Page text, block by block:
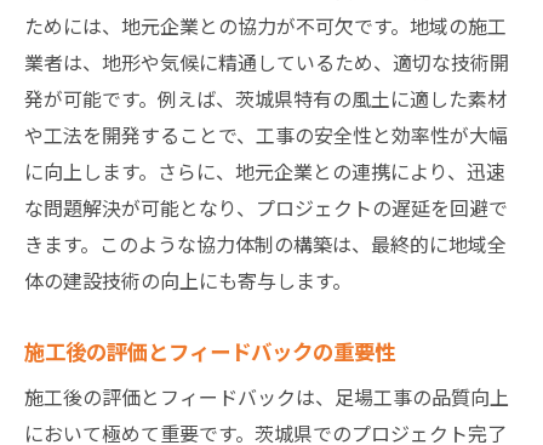
ためには、地元企業との協力が不可欠です。地域の施工
業者は、地形や気候に精通しているため、適切な技術開
発が可能です。例えば、茨城県特有の風土に適した素材
や工法を開発することで、工事の安全性と効率性が大幅
に向上します。さらに、地元企業との連携により、迅速
な問題解決が可能となり、プロジェクトの遅延を回避で
きます。このような協力体制の構築は、最終的に地域全
体の建設技術の向上にも寄与します。
施工後の評価とフィードバックの重要性
施工後の評価とフィードバックは、足場工事の品質向上
において極めて重要です。茨城県でのプロジェクト完了